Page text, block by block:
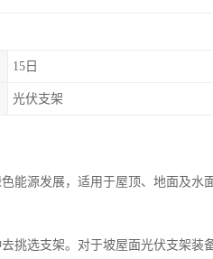
15日
光伏支架
能源发展，适用于屋顶、地面及水
挑选支架。对于坡屋面光伏支架装